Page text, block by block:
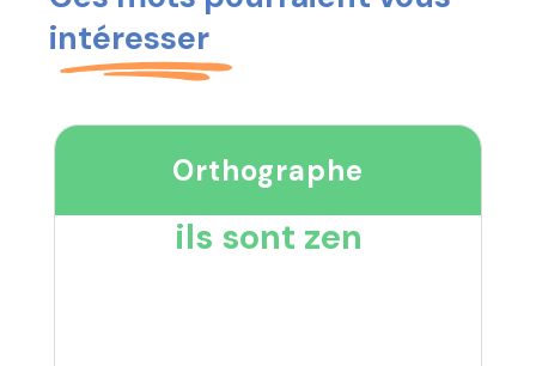
intéresser
Orthographe
ils sont zen